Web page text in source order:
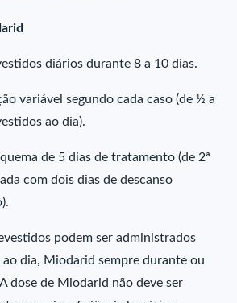
diários durante 8 a 10 dias.
variável segundo cada caso (de ½ a
ao dia).
de 5 dias de tratamento (de 2ª
com dois dias de descanso
podem ser administrados
ao dia, Miodarid sempre durante ou
dose de Miodarid não deve ser